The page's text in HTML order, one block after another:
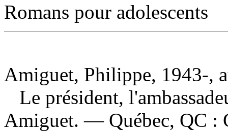
Romans pour adolescents
Amiguet, Philippe, 1943-,
Le président,
Amiguet. — Québec, QC :